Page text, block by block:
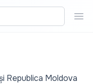
Republica Moldova